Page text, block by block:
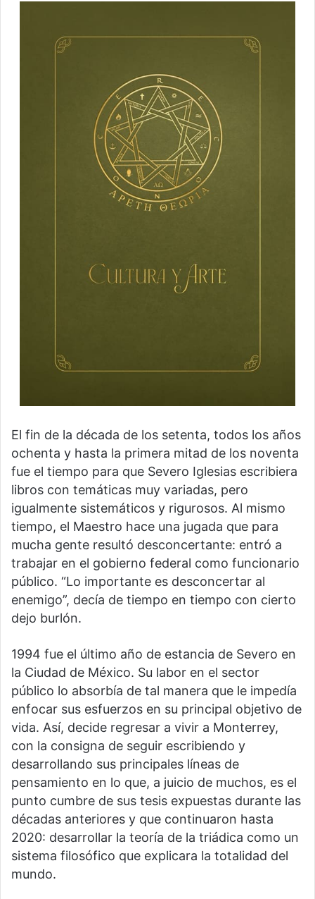
El fin de la década de los setenta, todos los años
ochenta y hasta la primera mitad de los noventa
fue el tiempo para que Severo Iglesias escribiera
libros con temáticas muy variadas, pero
igualmente sistemáticos y rigurosos. Al mismo
tiempo, el Maestro hace una jugada que para
mucha gente resultó desconcertante: entró a
trabajar en el gobierno federal como funcionario
público. “Lo importante es desconcertar al
enemigo”, decía de tiempo en tiempo con cierto
dejo burlón.
1994 fue el último año de estancia de Severo en
la Ciudad de México. Su labor en el sector
público lo absorbía de tal manera que le impedía
enfocar sus esfuerzos en su principal objetivo de
vida. Así, decide regresar a vivir a Monterrey,
con la consigna de seguir escribiendo y
desarrollando sus principales líneas de
pensamiento en lo que, a juicio de muchos, es el
punto cumbre de sus tesis expuestas durante las
décadas anteriores y que continuaron hasta
2020: desarrollar la teoría de la triádica como un
sistema filosófico que explicara la totalidad del
mundo.